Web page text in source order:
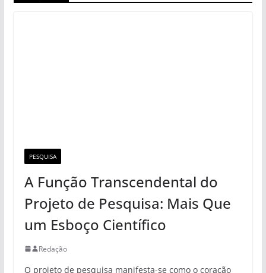
PESQUISA
A Função Transcendental do
Projeto de Pesquisa: Mais Que
um Esboço Científico
Redação
O projeto de pesquisa manifesta-se como o coração